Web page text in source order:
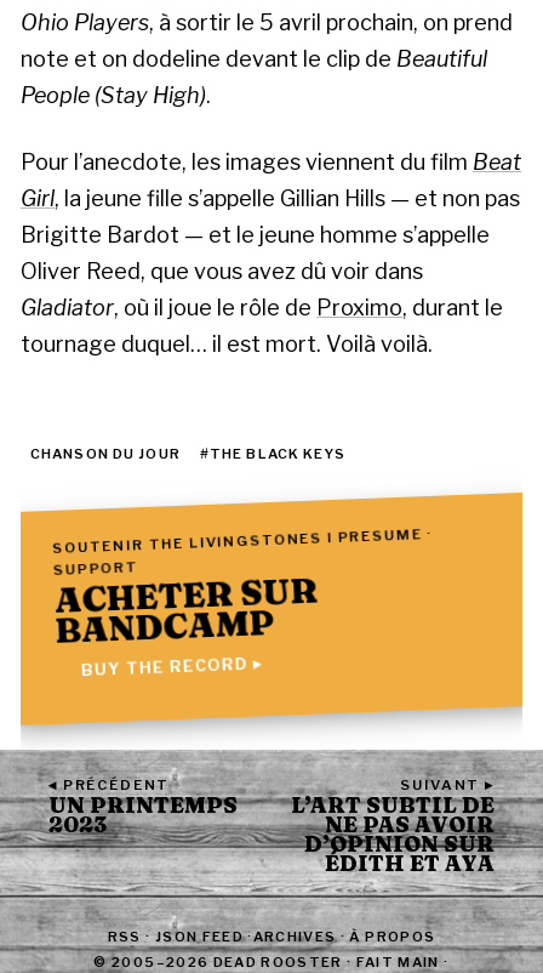
Ohio Players, à sortir le 5 avril prochain, on prend
note et on dodeline devant le clip de Beautiful
People (Stay High).
Pour l’anecdote, les images viennent du film Beat
Girl, la jeune fille s’appelle Gillian Hills — et non pas
Brigitte Bardot — et le jeune homme s’appelle
Oliver Reed, que vous avez dû voir dans
Gladiator, où il joue le rôle de Proximo, durant le
tournage duquel… il est mort. Voilà voilà.
CHANSON DU JOUR #THE BLACK KEYS
SOUTENIR THE LIVINGSTONES I PRESUME ·
SUPPORT
ACHETER SUR
BANDCAMP
BUY THE RECORD ▸
◂ PRÉCÉDENT
UN PRINTEMPS
2023
SUIVANT ▸
L’ART SUBTIL DE
NE PAS AVOIR
D’OPINION SUR
ÉDITH ET AYA
RSS·JSON FEED·ARCHIVES·À PROPOS
© 2005–2026 DEAD ROOSTER · FAIT MAIN ·